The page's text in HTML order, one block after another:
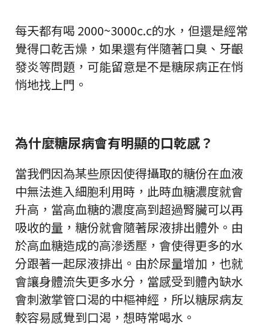
每天都有喝 2000~3000c.c的水，但還是經常
覺得口乾舌燥，如果還有伴隨著口臭、牙齦
發炎等問題，可能留意是不是糖尿病正在悄
悄地找上門。
為什麼糖尿病會有明顯的口乾感？
當我們因為某些原因使得攝取的糖份在血液
中無法進入細胞利用時，此時血糖濃度就會
升高，當高血糖的濃度高到超過腎臟可以再
吸收的量，糖份就會隨著尿液排出體外。由
於高血糖造成的高滲透壓，會使得更多的水
分跟著一起尿液排出。由於尿量增加，也就
會讓身體流失更多水分，當感受到體內缺水
會刺激掌管口渴的中樞神經，所以糖尿病友
較容易感覺到口渴，想時常喝水。